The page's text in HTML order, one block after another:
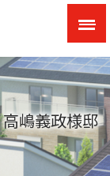
嶋義政様邸